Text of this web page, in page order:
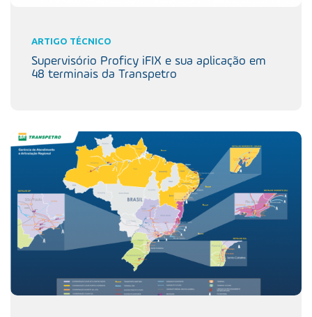
ARTIGO TÉCNICO
Supervisório Proficy iFIX e sua aplicação em
48 terminais da Transpetro